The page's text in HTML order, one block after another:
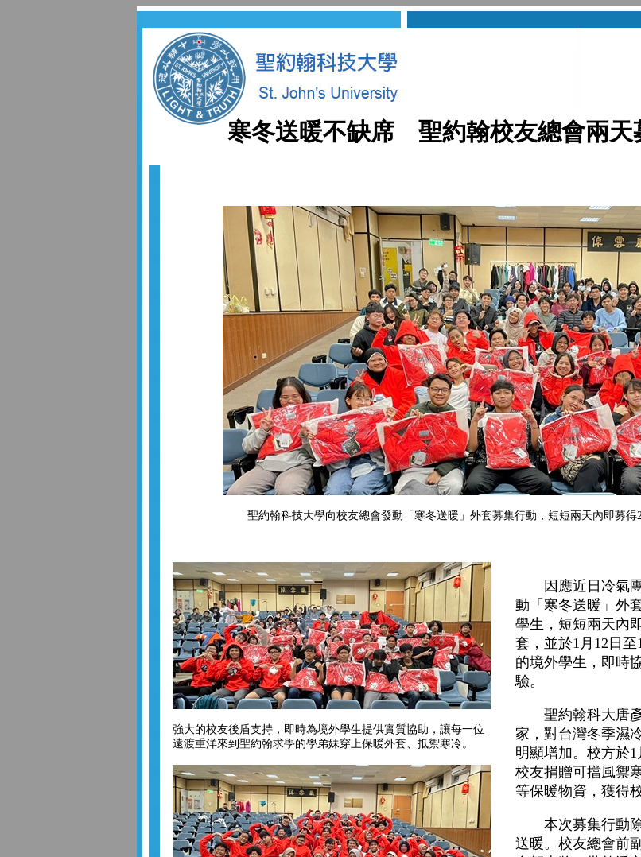
寒冬送暖不缺席 聖約翰校友總會兩天
聖約翰科技大學向校友總會發動「寒冬送暖」外套募集行動，短短兩天內即募得
強大的校友後盾支持，即時為境外學生提供實質協助，讓每一位
遠渡重洋來到聖約翰求學的學弟妹穿上保暖外套、抵禦寒冷。
因應近日冷氣團
動「寒冬送暖」外
學生，短短兩天內
套，並於1月12日
的境外學生，即時
驗。
聖約翰科大唐彥
家，對台灣冬季濕
明顯增加。校方於
校友捐贈可擋風禦
等保暖物資，獲得
本次募集行動除
送暖。校友總會前